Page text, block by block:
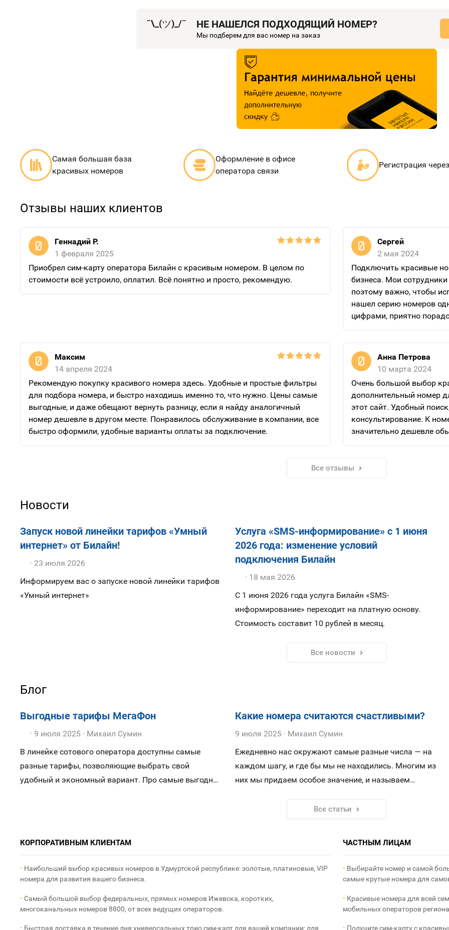
¯\_(ツ)_/¯ НЕ НАШЕЛСЯ ПОДХОДЯЩИЙ НОМЕР?
Мы подберем для вас номер на заказ
Самая большая база
красивых номеров
Оформление в офисе
оператора связи
Регистрация
Отзывы наших клиентов
Геннадий Р.
1 февраля 2025
Приобрел сим-карту оператора Билайн с красивым номером. В целом по
стоимости всё устроило, оплатил. Всё понятно и просто, рекомендую.
Сергей
2 мая 2024
Подключить красивые
бизнеса. Мои
поэтому важно, чтобы
нашел серию номеров
цифрами, приятно
недорогих по цене
Максим
14 апреля 2024
Рекомендую покупку красивого номера здесь. Удобные и простые фильтры
для подбора номера, и быстро находишь именно то, что нужно. Цены самые
выгодные, и даже обещают вернуть разницу, если я найду аналогичный
номер дешевле в другом месте. Понравилось обслуживание в компании, все
быстро оформили, удобные варианты оплаты за подключение.
Анна Петрова
10 марта 2024
Очень большой выбор
дополнительный номер
этот сайт. Удобный
консультирование. К
значительно дешевле
Все отзывы
Новости
Запуск новой линейки тарифов «Умный
интернет» от Билайн!
23 июля 2026
Информируем вас о запуске новой линейки тарифов
«Умный интернет»
Услуга «SMS-информирование» с 1 июня
2026 года: изменение условий
подключения Билайн
18 мая 2026
С 1 июня 2026 года услуга Билайн «SMS-
информирование» переходит на платную основу.
Стоимость составит 10 рублей в месяц.
Все новости
Блог
Выгодные тарифы МегаФон
9 июля 2025
Михаил Сумин
В линейке сотового оператора доступны самые
разные тарифы, позволяющие выбрать свой
удобный и экономный вариант. Про самые выгодные
Какие номера считаются счастливыми?
9 июля 2025
Михаил Сумин
Ежедневно нас окружают самые разные числа — на
каждом шагу, и где бы мы не находились. Многим из
них мы придаем особое значение, и называем
стараемся избегать. Особое значение числам
придают не только современные люди, но наши
можно найти данные о трактовании цифр.
Все статьи
КОРПОРАТИВНЫМ КЛИЕНТАМ
• Наибольший выбор красивых номеров в Удмуртской республике: золотые, платиновые, VIP
номера для развития вашего бизнеса.
• Самый большой выбор федеральных, прямых номеров Ижевска, коротких,
многоканальных номеров 8800, от всех ведущих операторов.
• Быстрая доставка в течение дня универсальных трио сим-карт для вашей компании: для
ЧАСТНЫМ ЛИЦАМ
• Выбирайте номер и самой
самые крутые номера для
• Красивые номера для всей
мобильных операторов
• Получите сим-карту с